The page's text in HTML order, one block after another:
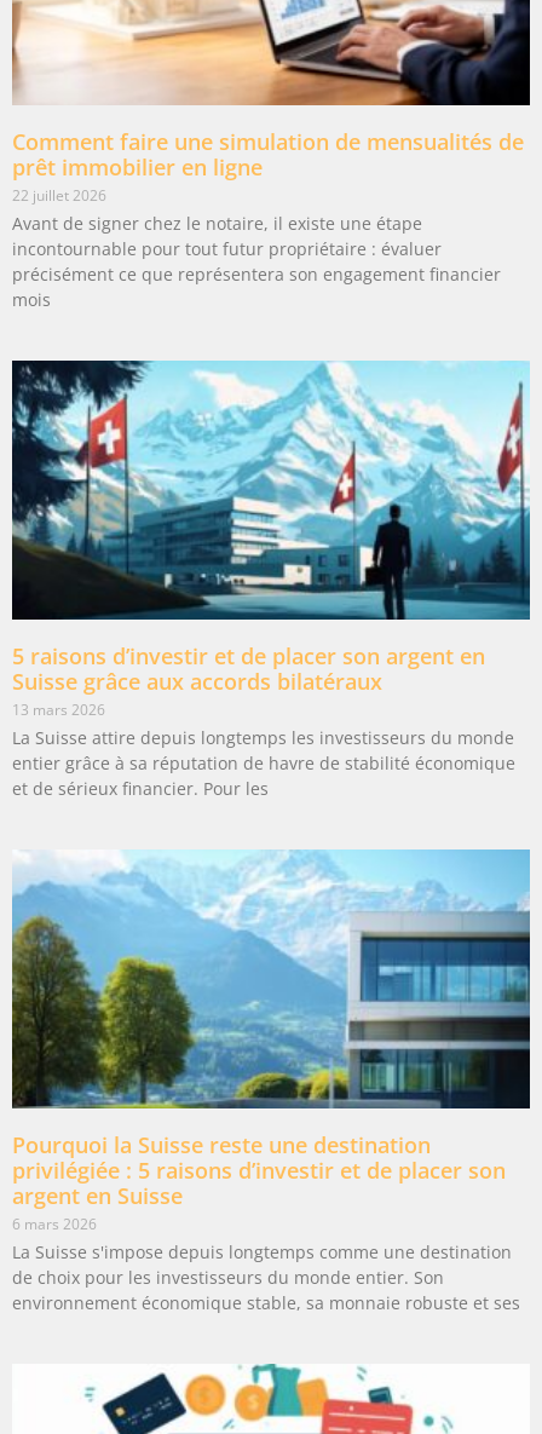
Comment faire une simulation de mensualités de
prêt immobilier en ligne
22 juillet 2026
Avant de signer chez le notaire, il existe une étape
incontournable pour tout futur propriétaire : évaluer
précisément ce que représentera son engagement financier
mois
5 raisons d’investir et de placer son argent en
Suisse grâce aux accords bilatéraux
13 mars 2026
La Suisse attire depuis longtemps les investisseurs du monde
entier grâce à sa réputation de havre de stabilité économique
et de sérieux financier. Pour les
Pourquoi la Suisse reste une destination
privilégiée : 5 raisons d’investir et de placer son
argent en Suisse
6 mars 2026
La Suisse s'impose depuis longtemps comme une destination
de choix pour les investisseurs du monde entier. Son
environnement économique stable, sa monnaie robuste et ses